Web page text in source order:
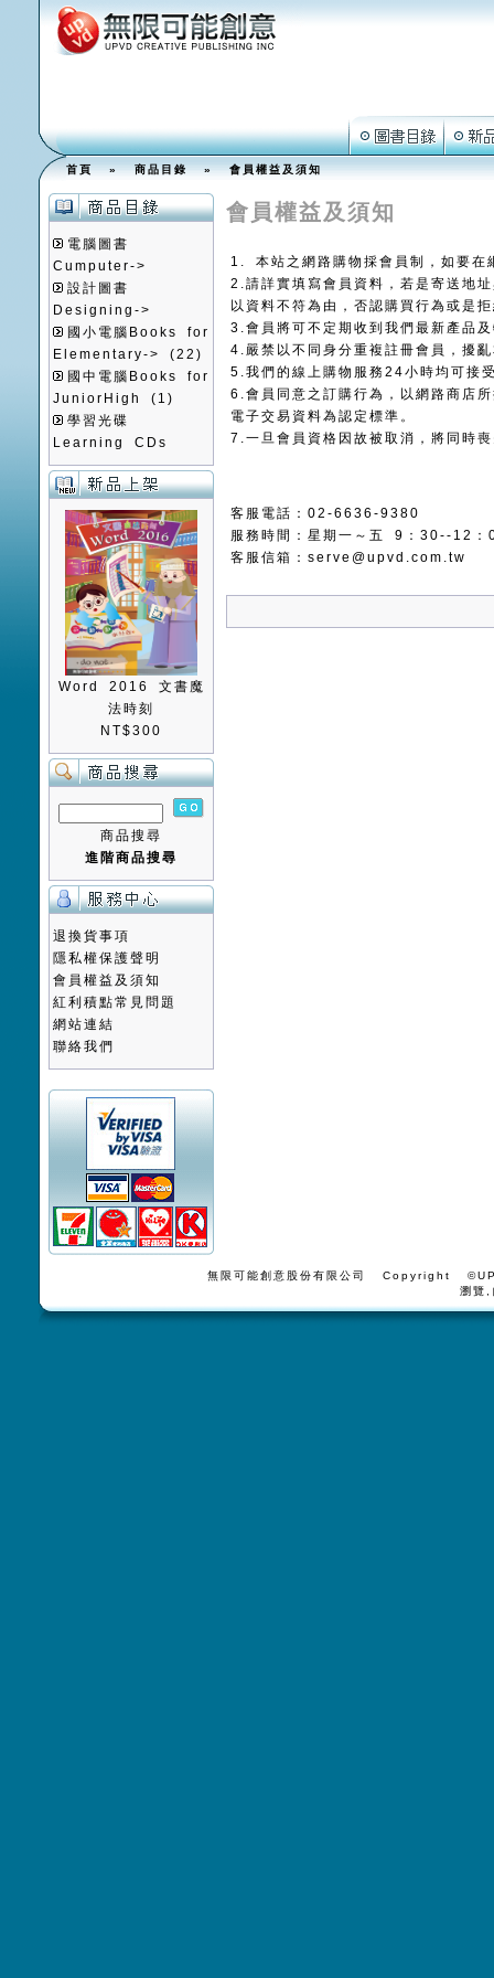
首頁»商品目錄»會員權益及須知
電腦圖書
Cumputer->
設計圖書
Designing->
國小電腦Books for
Elementary->
(22)
國中電腦Books for
JuniorHigh
(1)
學習光碟
Learning CDs
Word 2016 文書魔
法時刻
NT$300
商品搜尋
進階商品搜尋
退換貨事項
隱私權保護聲明
會員權益及須知
紅利積點常見問題
網站連結
聯絡我們
會員權益及須知
1. 本站之網路購物採會員制，如要在
2.請詳實填寫會員資料，若是寄送地
以資料不符為由，否認購買行為或是
3.會員將可不定期收到我們最新產品
4.嚴禁以不同身分重複註冊會員，擾
5.我們的線上購物服務24小時均可接
6.會員同意之訂購行為，以網路商店
電子交易資料為認定標準。
7.一旦會員資格因故被取消，將同時
客服電話：02-6636-9380
服務時間：星期一～五 9：30--12
客服信箱： serve@upvd.com.tw
無限可能創意股份有限公司 Copyright
瀏